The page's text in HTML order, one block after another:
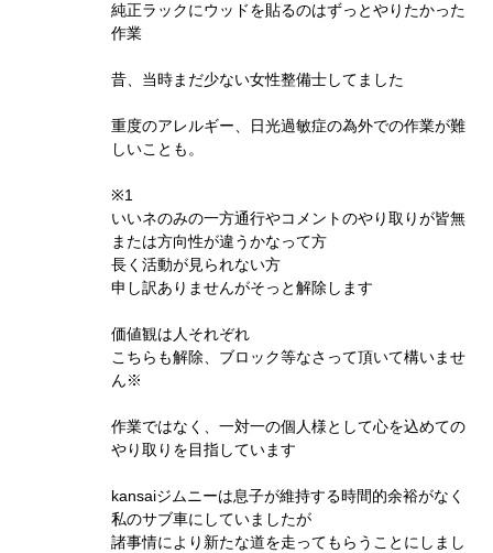
純正ラックにウッドを貼るのはずっとやりたかった
作業
昔、当時まだ少ない女性整備士してました
重度のアレルギー、日光過敏症の為外での作業が難
しいことも。
※1
いいネのみの一方通行やコメントのやり取りが皆無
または方向性が違うかなって方
長く活動が見られない方
申し訳ありませんがそっと解除します
価値観は人それぞれ
こちらも解除、ブロック等なさって頂いて構いませ
ん※
作業ではなく、一対一の個人様として心を込めての
やり取りを目指しています
kansaiジムニーは息子が維持する時間的余裕がなく
私のサブ車にしていましたが
諸事情により新たな道を走ってもらうことにしまし